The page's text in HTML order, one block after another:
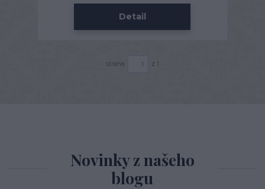
Detail
strana z 1
Novinky z našeho
blogu